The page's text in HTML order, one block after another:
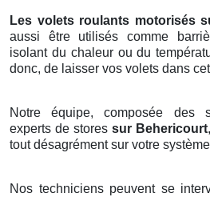
Les volets roulants motorisés
aussi être utilisés comme
isolant du chaleur ou du
donc, de laisser vos volets dans
Notre équipe, composée des
experts de stores sur Behericourt
tout désagrément sur votre
Nos techniciens peuvent se